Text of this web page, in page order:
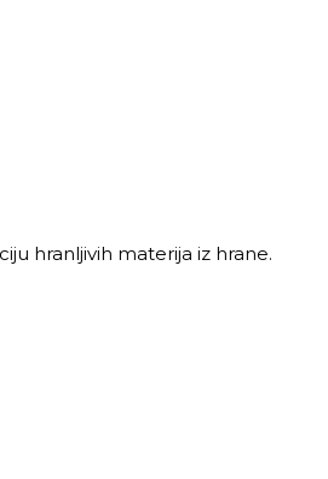
hranljivih materija iz hrane.